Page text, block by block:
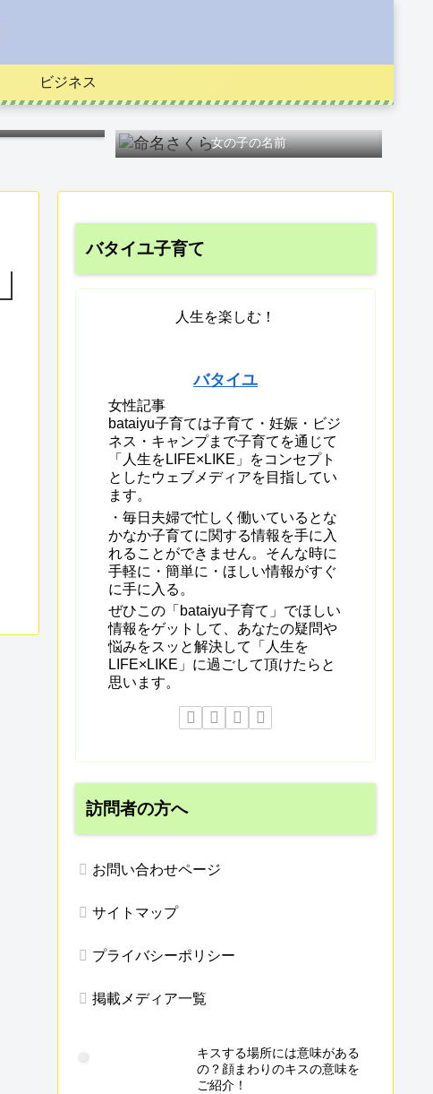
ビジネス
女の子の名前
バタイユ子育て
人生を楽しむ！
バタイユ
女性記事
bataiyu子育ては子育て・妊娠・ビジ
ネス・キャンプまで子育てを通じて
「人生をLIFE×LIKE」をコンセプト
としたウェブメディアを目指してい
ます。
・毎日夫婦で忙しく働いているとな
かなか子育てに関する情報を手に入
れることができません。そんな時に
手軽に・簡単に・ほしい情報がすぐ
に手に入る。
ぜひこの「bataiyu子育て」でほしい
情報をゲットして、あなたの疑問や
悩みをスッと解決して「人生を
LIFE×LIKE」に過ごして頂けたらと
思います。
訪問者の方へ
お問い合わせページ
サイトマップ
プライバシーポリシー
掲載メディア一覧
キスする場所には意味がある
の？顔まわりのキスの意味を
ご紹介！